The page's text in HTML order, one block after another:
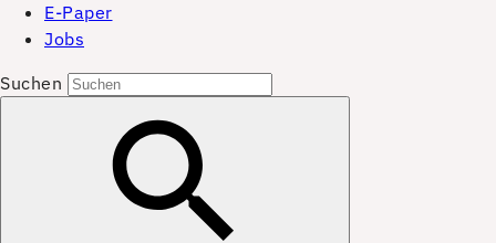
E-Paper
Jobs
Suchen